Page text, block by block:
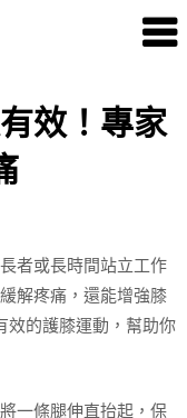
效！專家
者或長時間站立工作
解疼痛，還能增強膝
效的護膝運動，幫助你
一條腿伸直抬起，保